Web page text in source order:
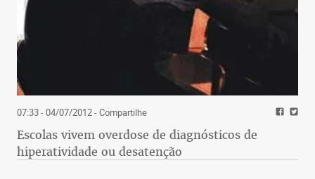
07:33 - 04/07/2012- Compartilhe
Escolas vivem overdose de diagnósticos de
hiperatividade ou desatenção